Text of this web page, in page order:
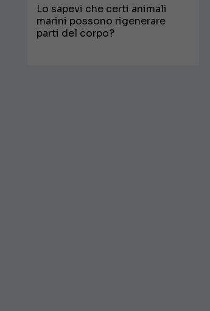
Lo sapevi che certi animali
marini possono rigenerare
parti del corpo?